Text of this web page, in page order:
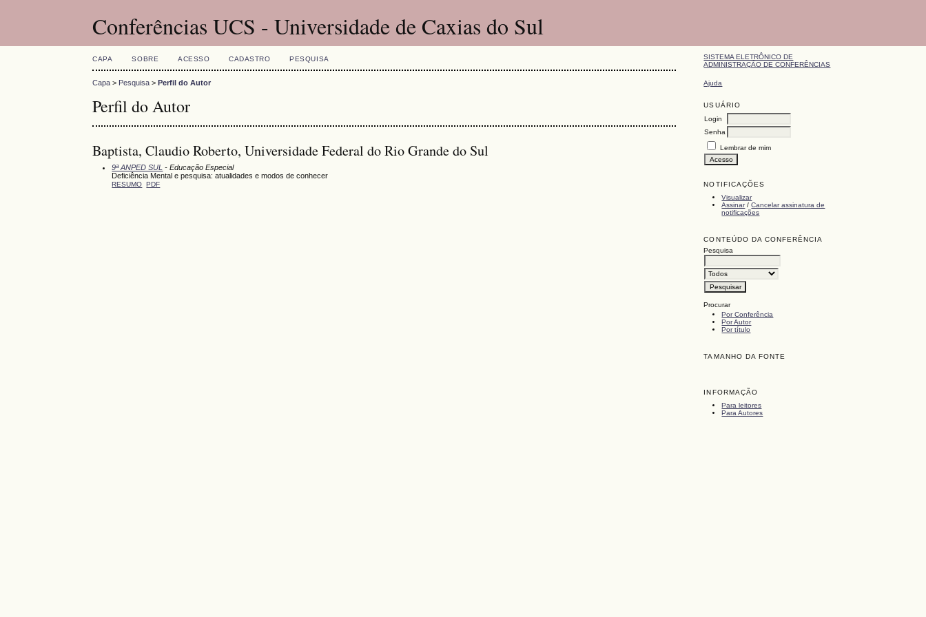
Conferências UCS - Universidade de Caxias do Sul
SISTEMA ELETRÔNICO DE
ADMINISTRAÇÃO DE CONFERÊNCIAS
Ajuda
USUÁRIO
Login
Senha
Lembrar de mim
NOTIFICAÇÕES
Visualizar
Assinar/Cancelar assinatura de
notificações
CONTEÚDO DA CONFERÊNCIA
Pesquisa
Procurar
Por Conferência
Por Autor
Por título
TAMANHO DA FONTE
INFORMAÇÃO
Para leitores
Para Autores
CAPA SOBRE ACESSO CADASTRO PESQUISA
Capa > Pesquisa >Perfil do Autor
Perfil do Autor
Baptista, Claudio Roberto, Universidade Federal do Rio Grande do Sul
9ª ANPED SUL - Educação Especial
Deficiência Mental e pesquisa: atualidades e modos de conhecer
RESUMO PDF